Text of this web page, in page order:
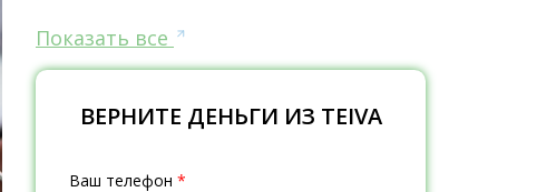
Показать все
ВЕРНИТЕ ДЕНЬГИ ИЗ TEIVA
Ваш телефон *